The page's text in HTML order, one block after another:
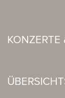
KONZERTE